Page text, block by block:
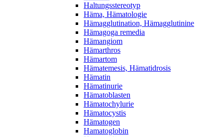
Haltungsstereotyp
Häma, Hämatologie
Hämagglutination, Hämagglutinine
Hämagoga remedia
Hämangiom
Hämarthros
Hämartom
Hämatemesis, Hämatidrosis
Hämatin
Hämatinurie
Hämatoblasten
Hämatochylurie
Hämatocystis
Hämatogen
Hamatoglobin